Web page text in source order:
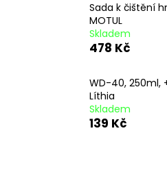
Sada k čištění
MOTUL
Skladem
478 Kč
WD-40, 250ml,
Líthia
Skladem
139 Kč